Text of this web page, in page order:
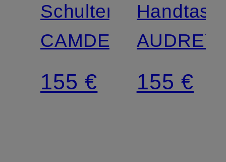
Schultertasche
CAMDEN
155 €
AUDREY
155 €